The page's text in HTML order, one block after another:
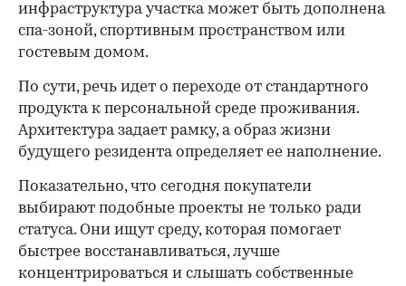
инфраструктура участка может быть дополнена
спа-зоной, спортивным пространством или
гостевым домом.
По сути, речь идет о переходе от стандартного
продукта к персональной среде проживания.
Архитектура задает рамку, а образ жизни
будущего резидента определяет ее наполнение.
Показательно, что сегодня покупатели
выбирают подобные проекты не только ради
статуса. Они ищут среду, которая помогает
быстрее восстанавливаться, лучше
концентрироваться и слышать собственные